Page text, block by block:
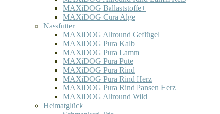
MAXiDOG Ballaststoffe+
MAXiDOG Cura Alge
Nassfutter
MAXiDOG Allround Geflügel
MAXiDOG Pura Kalb
MAXiDOG Pura Lamm
MAXiDOG Pura Pute
MAXiDOG Pura Rind
MAXiDOG Pura Rind Herz
MAXiDOG Pura Rind Pansen Herz
MAXiDOG Allround Wild
Heimatglück